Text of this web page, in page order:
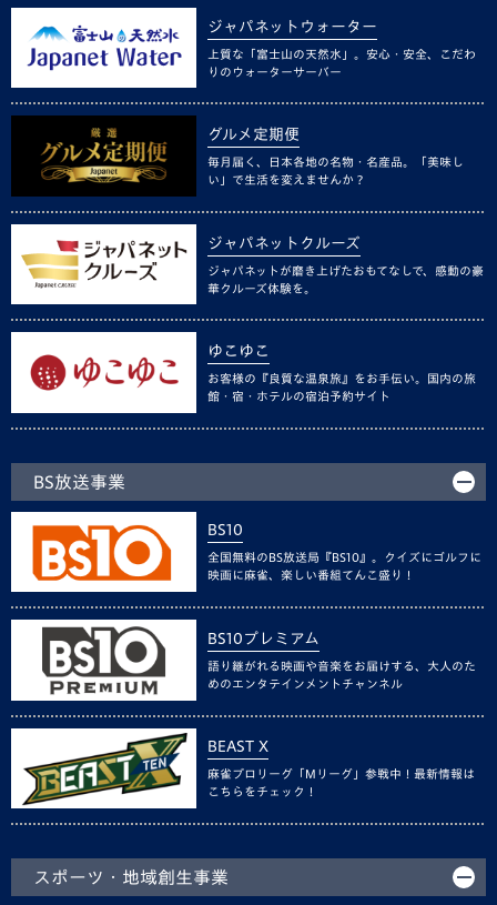
ジャパネットウォーター
上質な「富士山の天然水」。安心・安全、こだわ
りのウォーターサーバー
グルメ定期便
毎月届く、日本各地の名物・名産品。「美味し
い」で生活を変えませんか？
ジャパネットクルーズ
ジャパネットが磨き上げたおもてなしで、感動の豪
華クルーズ体験を。
ゆこゆこ
お客様の『良質な温泉旅』をお手伝い。国内の旅
館・宿・ホテルの宿泊予約サイト
BS放送事業
BS10
全国無料のBS放送局『BS10』。クイズにゴルフに
映画に麻雀、楽しい番組てんこ盛り！
BS10プレミアム
語り継がれる映画や音楽をお届けする、大人のた
めのエンタテインメントチャンネル
BEAST X
麻雀プロリーグ「Mリーグ」参戦中！最新情報は
こちらをチェック！
スポーツ・地域創生事業